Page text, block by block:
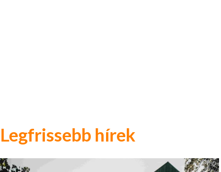
Legfrissebb hírek